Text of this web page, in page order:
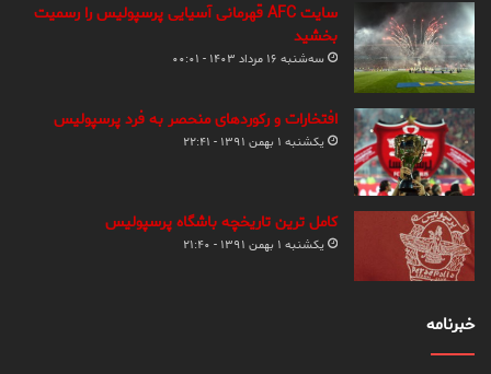
سایت AFC قهرمانی آسیایی پرسپولیس را رسمیت
بخشید
سه‌شنبه ۱۶ مرداد ۱۴۰۳ - ۰۰:۰۱
افتخارات و رکوردهای منحصر به فرد پرسپولیس
یکشنبه ۱ بهمن ۱۳۹۱ - ۲۲:۴۱
کامل ترین تاریخچه باشگاه پرسپولیس
یکشنبه ۱ بهمن ۱۳۹۱ - ۲۱:۴۰
خبرنامه